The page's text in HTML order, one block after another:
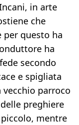
in arte
che
per questo ha
ha
secondo
e spigliata
parroco
preghiere
mentre